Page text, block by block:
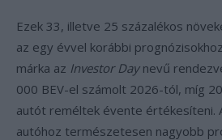
Ezek 33, illetve 25 százalékos
az egy évvel korábbi
márka az Investor Daynevű
000 BEV-el számolt 2026-tól, míg
autót reméltek évente értékesíteni.
autóhoz természetesen nagyobb